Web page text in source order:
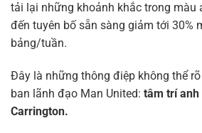
tải lại những khoảnh khắc trong màu
đến tuyên bố sẵn sàng giảm tới 30%
bảng/tuần.
Đây là những thông điệp không thể
ban lãnh đạo Man United: tâm trí anh
Carrington.